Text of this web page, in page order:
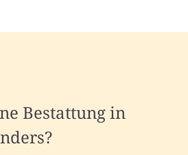
Bestattung in